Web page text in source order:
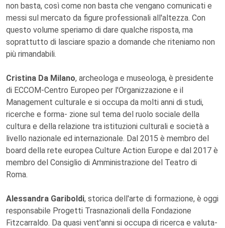
non basta, così come non basta che vengano comunicati e
messi sul mercato da figure professionali all'altezza. Con
questo volume speriamo di dare qualche risposta, ma
soprattutto di lasciare spazio a domande che riteniamo non
più rimandabili.
Cristina Da Milano, archeologa e museologa, è presidente
di ECCOM-Centro Europeo per l'Organizzazione e il
Management culturale e si occupa da molti anni di studi,
ricerche e forma- zione sul tema del ruolo sociale della
cultura e della relazione tra istituzioni culturali e società a
livello nazionale ed internazionale. Dal 2015 è membro del
board della rete europea Culture Action Europe e dal 2017 è
membro del Consiglio di Amministrazione del Teatro di
Roma.
Alessandra Gariboldi, storica dell'arte di formazione, è oggi
responsabile Progetti Trasnazionali della Fondazione
Fitzcarraldo. Da quasi vent'anni si occupa di ricerca e valuta-